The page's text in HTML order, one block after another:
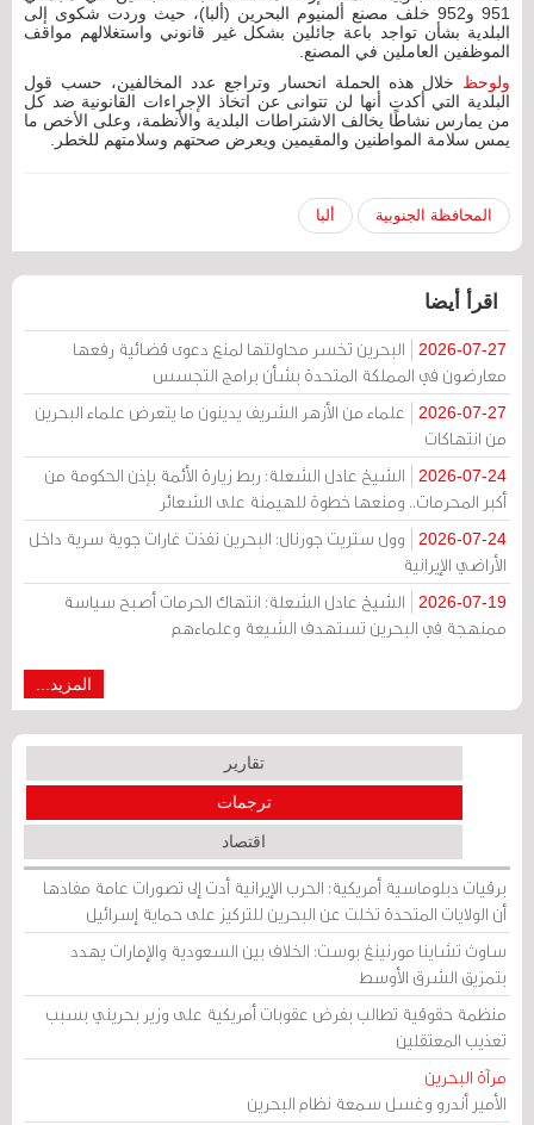
951 و952 خلف مصنع ألمنيوم البحرين (ألبا)، حيث وردت شكوى إلى
البلدية بشأن تواجد باعة جائلين بشكل غير قانوني واستغلالهم مواقف
الموظفين العاملين في المصنع.
ولوحظ خلال هذه الحملة انحسار وتراجع عدد المخالفين، حسب قول
البلدية التي أكدت أنها لن تتوانى عن اتخاذ الإجراءات القانونية ضد كل
من يمارس نشاطًا يخالف الاشتراطات البلدية والأنظمة، وعلى الأخص ما
يمس سلامة المواطنين والمقيمين ويعرض صحتهم وسلامتهم للخطر.
المحافظة الجنوبية ألبا
اقرأ أيضا
2026-07-27
البحرين تخسر محاولتها لمنع دعوى قضائية رفعها
معارضون في المملكة المتحدة بشأن برامج التجسس
2026-07-27
علماء من الأزهر الشريف يدينون ما يتعرض علماء البحرين
من انتهاكات
2026-07-24
الشيخ عادل الشعلة: ربط زيارة الأئمة بإذن الحكومة من
أكبر المحرمات.. ومنعها خطوة للهيمنة على الشعائر
2026-07-24
وول ستريت جورنال: البحرين نفذت غارات جوية سرية داخل
الأراضي الإيرانية
2026-07-19
الشيخ عادل الشعلة: انتهاك الحرمات أصبح سياسة
ممنهجة في البحرين تستهدف الشيعة وعلماءهم
المزيد...
تقارير
ترجمات
اقتصاد
برقيات دبلوماسية أمريكية: الحرب الإيرانية أدت إلى تصورات عامة مفادها
أن الولايات المتحدة تخلت عن البحرين للتركيز على حماية إسرائيل
ساوث تشاينا مورنينغ بوست: الخلاف بين السعودية والإمارات يهدد
بتمزيق الشرق الأوسط
منظمة حقوقية تطالب بفرض عقوبات أمريكية على وزير بحريني بسبب
تعذيب المعتقلين
مرآة البحرين
الأمير أندرو وغسل سمعة نظام البحرين